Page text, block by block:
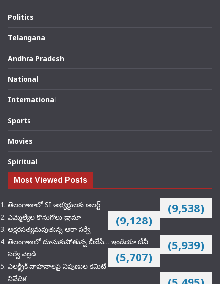
Politics
Telangana
Andhra Pradesh
National
International
Sports
Movies
Spiritual
Most Viewed Posts
తెలంగాణాలో SI అభ్యర్థులకు అలర్ట్ (9,538)
ఎమ్మెల్యేల కొనుగోలు డ్రామా (9,128)
అక్షరసత్యమవుతున్న ఆరా సర్వే
(5,939)
తెలంగాణలో దూసుకుపోతున్న బీజేపీ… ఇండియా టీవీ
సర్వే వెల్లడి
(5,707)
ఎలక్ట్రిక్‌ వాహనాలపై నిపుణుల కమిటీ
నివేదిక